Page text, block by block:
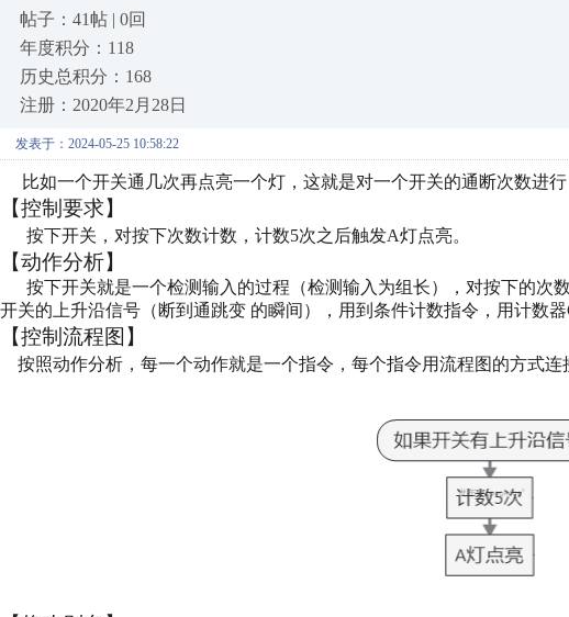
帖子：41帖 | 0回
年度积分：118
历史总积分：168
注册：2020年2月28日
发表于：2024-05-25 10:58:22
比如一个开关通几次再点亮一个灯，这就是对一个开关的通断次数进行
【控制要求】
按下开关，对按下次数计数，计数5次之后触发A灯点亮。
【动作分析】
按下开关就是一个检测输入的过程（检测输入为组长），对按下的次
开关的上升沿信号（断到通跳变 的瞬间），用到条件计数指令，用计数
【控制流程图】
按照动作分析，每一个动作就是一个指令，每个指令用流程图的方式连